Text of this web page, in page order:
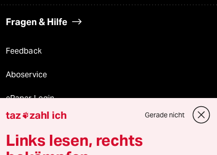
Fragen & Hilfe
Feedback
Aboservice
ePaper Login
Downloads für Abonnierende
taz zahl ich Gerade nicht
Links lesen, rechts